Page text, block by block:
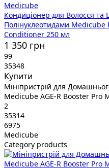
Medicube
Кондиціонер для Волосся
Полінуклеотидами Medicube
Conditioner 250 мл
1 350 грн
99
35348
Купити
Мініпристрій для
Medicube AGE-R Booster Pro
2
35314
6975
Medicube
Category products